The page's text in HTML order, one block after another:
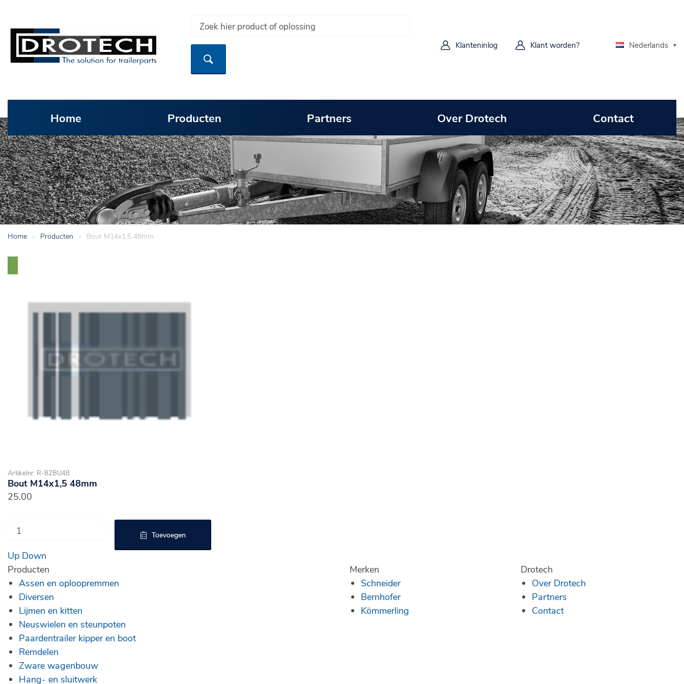
Klanteninlog Klant worden? Nederlands
Home Producten Partners Over Drotech Contact
Home > Producten > Bout M14x1,5 48mm
Artikelnr: R-82BU48
Bout M14x1,5 48mm
25.00
Up Down
Toevoegen
Producten
Assen en oploopremmen
Diversen
Lijmen en kitten
Neuswielen en steunpoten
Paardentrailer kipper en boot
Remdelen
Zware wagenbouw
Hang- en sluitwerk
Merken
Schneider
Bernhofer
Kömmerling
Drotech
Over Drotech
Partners
Contact